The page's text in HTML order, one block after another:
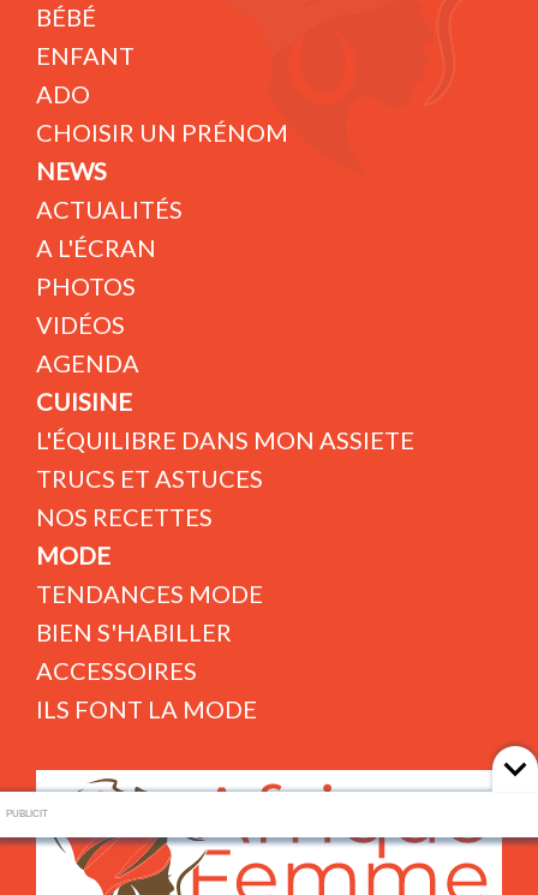
BÉBÉ
ENFANT
ADO
CHOISIR UN PRÉNOM
NEWS
ACTUALITÉS
A L'ÉCRAN
PHOTOS
VIDÉOS
AGENDA
CUISINE
L'ÉQUILIBRE DANS MON ASSIETE
TRUCS ET ASTUCES
NOS RECETTES
MODE
TENDANCES MODE
BIEN S'HABILLER
ACCESSOIRES
ILS FONT LA MODE
PUBLICIT